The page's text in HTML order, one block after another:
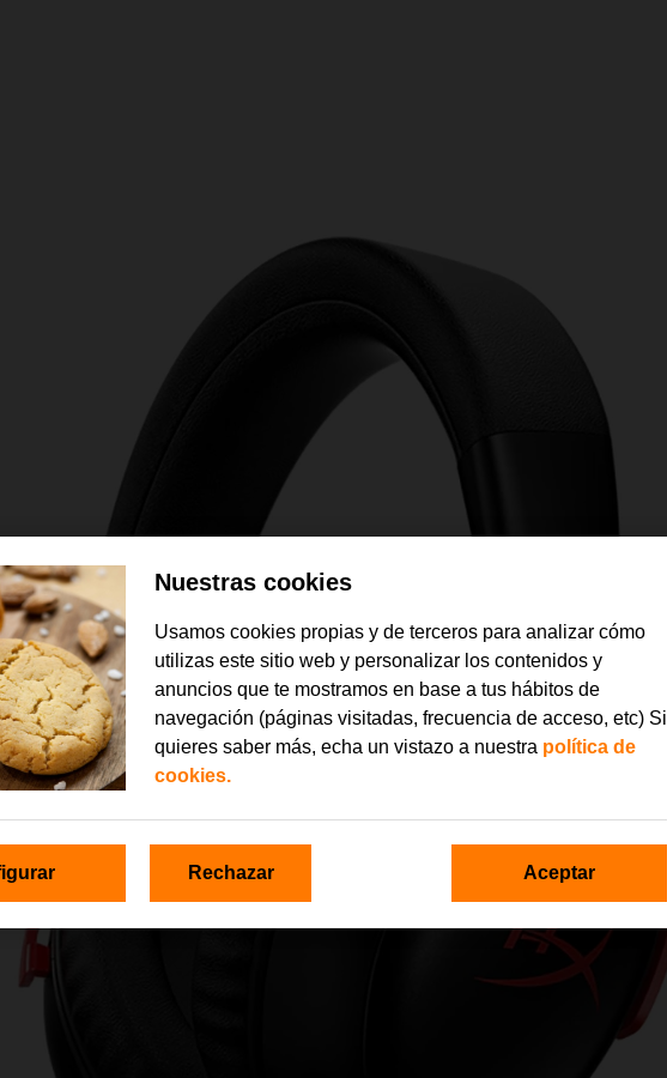
Nuestras cookies
Usamos cookies propias y de terceros para analizar cómo
utilizas este sitio web y personalizar los contenidos y
anuncios que te mostramos en base a tus hábitos de
navegación (páginas visitadas, frecuencia de acceso, etc) Si
quieres saber más, echa un vistazo a nuestra política de
cookies.
Rechazar Aceptar